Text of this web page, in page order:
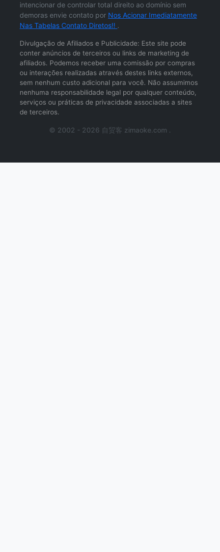
intencionar de controlar total direito ao domínio sem
demoras envie contato por Nos Acionar Imediatamente
Nas Tabelas Contato Diretos!! .
Divulgação de Afiliados e Publicidade: Este site pode
conter anúncios de terceiros ou links de marketing de
afiliados. Podemos receber uma comissão por compras
ou interações realizadas através destes links externos,
sem nenhum custo adicional para você. Não assumimos
nenhuma responsabilidade legal por qualquer conteúdo,
serviços ou práticas de privacidade associadas a sites
de terceiros.
© 2002 - 2026 自贸客 zimaoke.com .